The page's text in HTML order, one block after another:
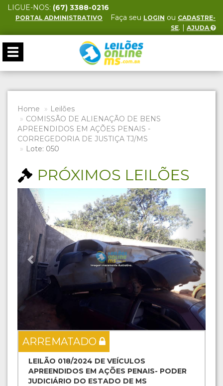
LIGUE-NOS: (67) 3388-0216
PORTAL ADMINISTRATIVO Faça seu LOGIN ou CADASTRE-
SE. | AJUDA
Toggle
navigation
Home
Leilões
COMISSÃO DE ALIENAÇÃO DE BENS
APREENDIDOS EM AÇÕES PENAIS -
CORREGEDORIA DE JUSTIÇA TJ/MS
Lote: 050
PRÓXIMOS LEILÕES
Previous
ARREMATADO
LEILÃO 018/2024 DE VEÍCULOS
APREENDIDOS EM AÇÕES PENAIS- PODER
JUDICIÁRIO DO ESTADO DE MS